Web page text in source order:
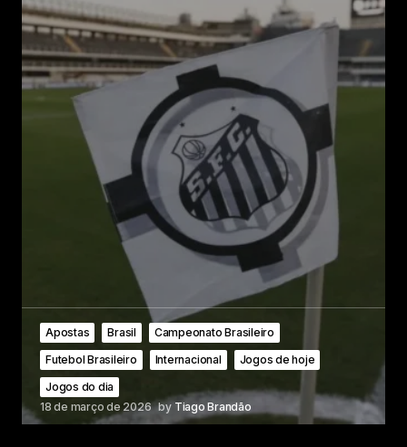
Apostas Brasil
Campeonato Brasileiro
Futebol Brasileiro
Internacional
Jogos de hoje
Jogos do dia
18 de março de 2026 by Tiago Brandão